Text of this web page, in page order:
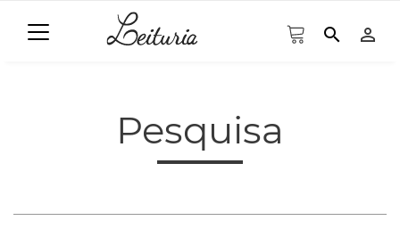
search person_outline
Pesquisa